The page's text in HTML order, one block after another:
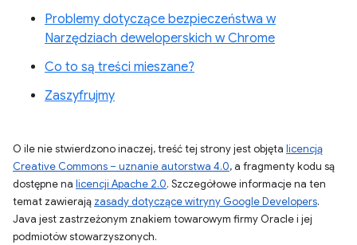
Problemy dotyczące bezpieczeństwa w
Narzędziach deweloperskich w Chrome
Co to są treści mieszane?
Zaszyfrujmy
O ile nie stwierdzono inaczej, treść tej strony jest objęta licencją
Creative Commons – uznanie autorstwa 4.0, a fragmenty kodu są
dostępne na licencji Apache 2.0. Szczegółowe informacje na ten
temat zawierają zasady dotyczące witryny Google Developers.
Java jest zastrzeżonym znakiem towarowym firmy Oracle i jej
podmiotów stowarzyszonych.